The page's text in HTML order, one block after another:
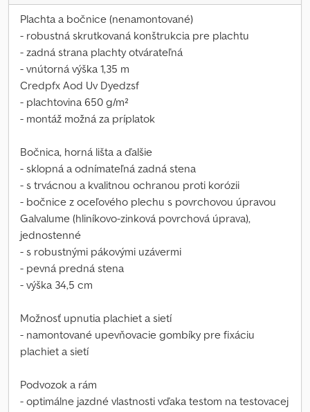
Plachta a bočnice (nenamontované)
- robustná skrutkovaná konštrukcia pre plachtu
- zadná strana plachty otvárateľná
- vnútorná výška 1,35 m
Credpfx Aod Uv Dyedzsf
- plachtovina 650 g/m²
- montáž možná za príplatok
Bočnica, horná lišta a ďalšie
- sklopná a odnímateľná zadná stena
- s trvácnou a kvalitnou ochranou proti korózii
- bočnice z oceľového plechu s povrchovou úpravou
Galvalume (hliníkovo-zinková povrchová úprava),
jednostenné
- s robustnými pákovými uzávermi
- pevná predná stena
- výška 34,5 cm
Možnosť upnutia plachiet a sietí
- namontované upevňovacie gombíky pre fixáciu
plachiet a sietí
Podvozok a rám
- optimálne jazdné vlastnosti vďaka testom na testovacej